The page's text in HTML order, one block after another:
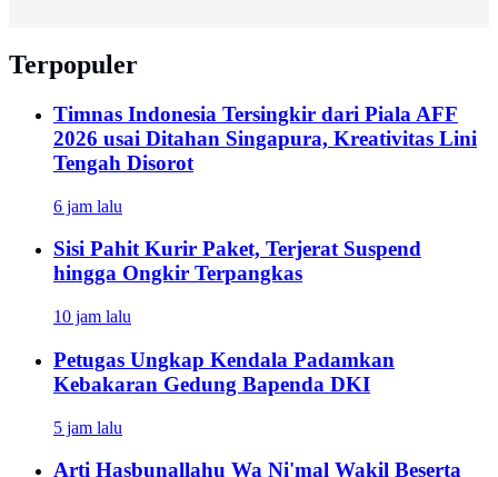
Terpopuler
Timnas Indonesia Tersingkir dari Piala AFF
2026 usai Ditahan Singapura, Kreativitas Lini
Tengah Disorot
6 jam lalu
Sisi Pahit Kurir Paket, Terjerat Suspend
hingga Ongkir Terpangkas
10 jam lalu
Petugas Ungkap Kendala Padamkan
Kebakaran Gedung Bapenda DKI
5 jam lalu
Arti Hasbunallahu Wa Ni'mal Wakil Beserta